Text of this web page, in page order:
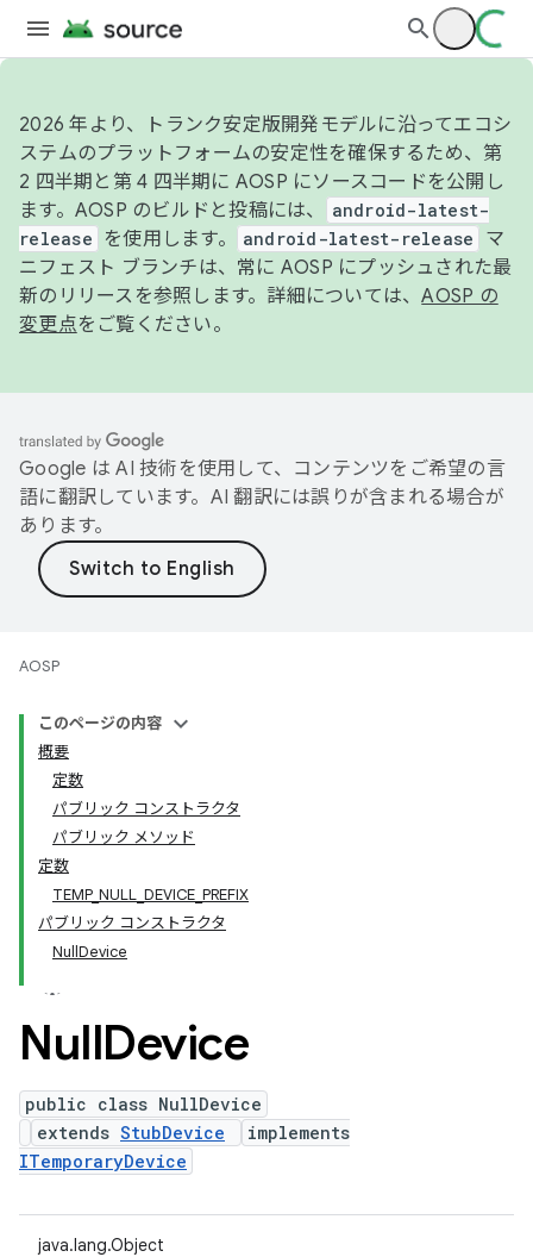
2026 年より、トランク安定版開発モデルに沿ってエコシ
ステムのプラットフォームの安定性を確保するため、第
2 四半期と第 4 四半期に AOSP にソースコードを公開し
ます。AOSP のビルドと投稿には、
android-latest-
release
を使用します。 android-latest-release
マ
ニフェスト ブランチは、常に AOSP にプッシュされた最
新のリリースを参照します。詳細については、AOSP の
変更点をご覧ください。
Google は AI 技術を使用して、コンテンツをご希望の言
語に翻訳しています。AI 翻訳には誤りが含まれる場合が
あります。
AOSP
このページの内容
概要
定数
パブリック コンストラクタ
パブリック メソッド
定数
TEMP_NULL_DEVICE_PREFIX
パブリック コンストラクタ
NullDevice
NullDevice
public class NullDevice
extends StubDevice
implements
ITemporaryDevice
java.lang.Object